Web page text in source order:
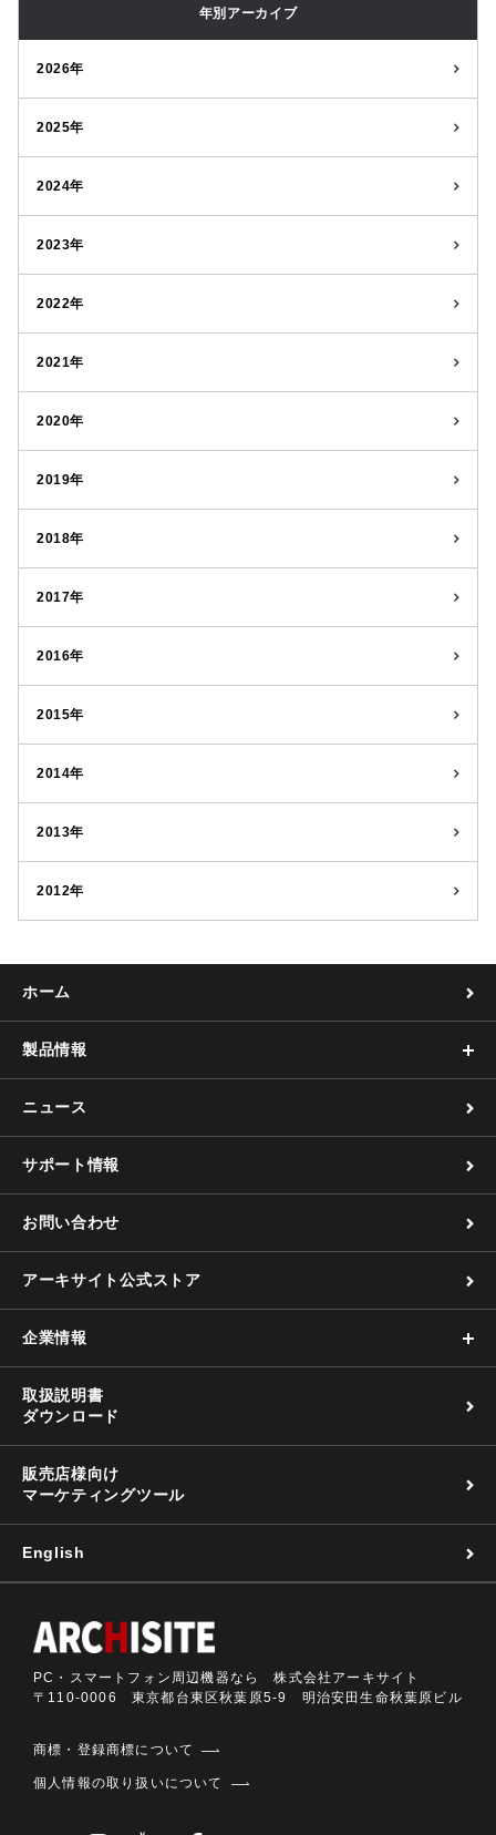
年別アーカイブ
2026年
2025年
2024年
2023年
2022年
2021年
2020年
2019年
2018年
2017年
2016年
2015年
2014年
2013年
2012年
ホーム
製品情報
ニュース
サポート情報
お問い合わせ
アーキサイト公式ストア
企業情報
取扱説明書
ダウンロード
販売店様向け
マーケティングツール
English
PC・スマートフォン周辺機器なら 株式会社アーキサイト
〒110-0006 東京都台東区秋葉原5-9 明治安田生命秋葉原ビル
商標・登録商標について
個人情報の取り扱いについて